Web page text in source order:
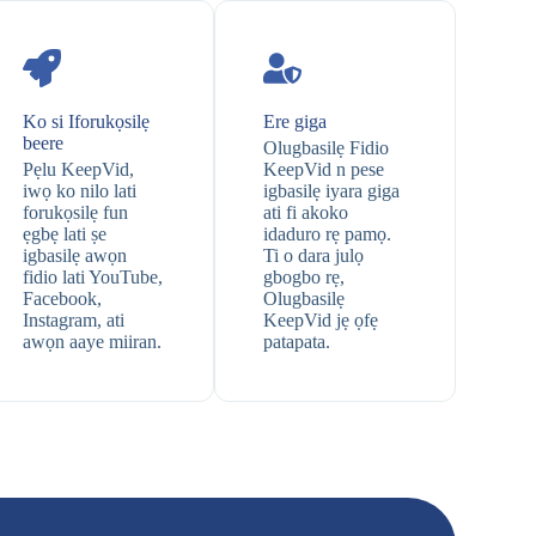
Ko si Iforukọsilẹ
beere
Pẹlu KeepVid,
iwọ ko nilo lati
forukọsilẹ fun
ẹgbẹ lati ṣe
igbasilẹ awọn
fidio lati YouTube,
Facebook,
Instagram, ati
awọn aaye miiran.
Ere giga
Olugbasilẹ Fidio
KeepVid n pese
igbasilẹ iyara giga
ati fi akoko
idaduro rẹ pamọ.
Ti o dara julọ
gbogbo rẹ,
Olugbasilẹ
KeepVid jẹ ọfẹ
patapata.